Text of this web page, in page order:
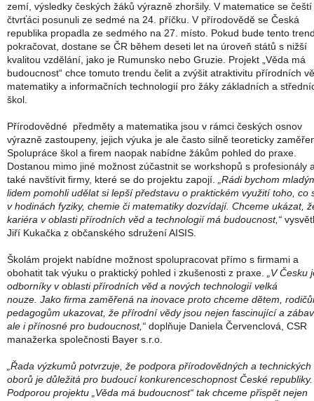
zemí, výsledky českých žáků výrazně zhoršily. V matematice se čeští
čtvrťáci posunuli ze sedmé na 24. příčku. V přírodovědě se Česká
republika propadla ze sedmého na 27. místo. Pokud bude tento
pokračovat, dostane se ČR během deseti let na úroveň států s nižší
kvalitou vzdělání, jako je Rumunsko nebo Gruzie. Projekt „Věda má
budoucnost“ chce tomuto trendu čelit a zvýšit atraktivitu přírodních
matematiky a informačních technologií pro žáky základních a
škol.
Přírodovědné předměty a matematika jsou v rámci českých osnov
výrazně zastoupeny, jejich výuka je ale často silně teoreticky
Spolupráce škol a firem naopak nabídne žákům pohled do praxe.
Dostanou mimo jiné možnost zúčastnit se workshopů s profesionály
také navštívit firmy, které se do projektu zapojí.
„Rádi bychom
lidem pomohli udělat si lepší představu o praktickém využití toho, co
v hodinách fyziky, chemie či matematiky dozvídají. Chceme ukázat,
kariéra v oblasti přírodních věd a technologií má budoucnost,“
Jiří Kukačka z občanského sdružení AISIS.
Školám projekt nabídne možnost spolupracovat přímo s firmami a
obohatit tak výuku o praktický pohled i zkušenosti z praxe.
„V Česku
odborníky v oblasti přírodních věd a nových technologií velká
nouze. Jako firma zaměřená na inovace proto chceme dětem,
pedagogům ukazovat, že přírodní vědy jsou nejen fascinující a
ale i přínosné pro budoucnost,“ doplňuje Daniela Červenclová, CSR
manažerka společnosti Bayer s.r.o.
„Řada výzkumů potvrzuje, že podpora přírodovědných a technických
oborů je důležitá pro budoucí konkurenceschopnost České republiky.
Podporou projektu „Věda má budoucnost“ tak chceme přispět nejen